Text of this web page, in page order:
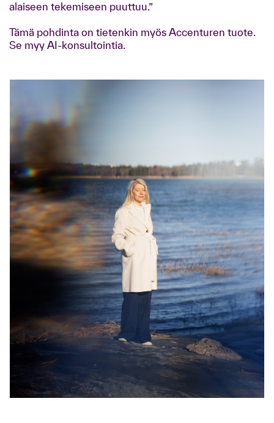
alaiseen tekemiseen puuttuu.”
Tämä pohdinta on tietenkin myös Accenturen tuote.
Se myy AI-konsultointia.